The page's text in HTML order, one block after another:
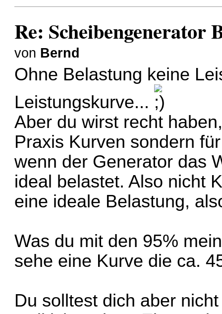
Re: Scheibengenerator
von Bernd
Ohne Belastung keine
Leistungskurve...
Aber du wirst recht
Praxis Kurven sondern
wenn der Generator das
ideal belastet. Also nicht
eine ideale Belastung,
Was du mit den 95%
sehe eine Kurve die ca.
Du solltest dich aber